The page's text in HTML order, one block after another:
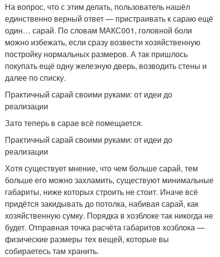
На вопрос, что с этим делать, пользователь нашёл
единственно верный ответ — пристраивать к сараю ещё
один… сарай. По словам МАКС001, головной боли
можно избежать, если сразу возвести хозяйственную
постройку нормальных размеров. А так пришлось
покупать ещё одну железную дверь, возводить стены и
далее по списку.
Практичный сарай своими руками: от идеи до
реализации
Зато теперь в сарае всё помещается.
Практичный сарай своими руками: от идеи до
реализации
Хотя существует мнение, что чем больше сарай, тем
больше его можно захламить, существуют минимальные
габариты, ниже которых строить не стоит. Иначе всё
придётся закидывать до потолка, набивая сарай, как
хозяйственную сумку. Порядка в хозблоке так никогда не
будет. Отправная точка расчёта габаритов хозблока —
физические размеры тех вещей, которые вы
собираетесь там хранить.